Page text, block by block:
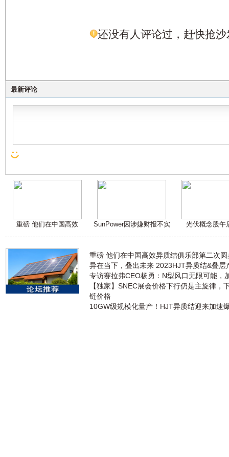
还没有人评论过，赶快抢沙
最新评论
重磅 他们在中国高效 SunPower因涉嫌财报不实 光伏概念股午
重磅 他们在中国高效异质结俱乐部第二次
异在当下，叠出未来 2023HJT异质结&叠层
专访赛拉弗CEO杨勇：N型风口无限可能，
【独家】SNEC展会价格下行仍是主旋律，
链价格
10GW级规模化量产！HJT异质结迎来加速